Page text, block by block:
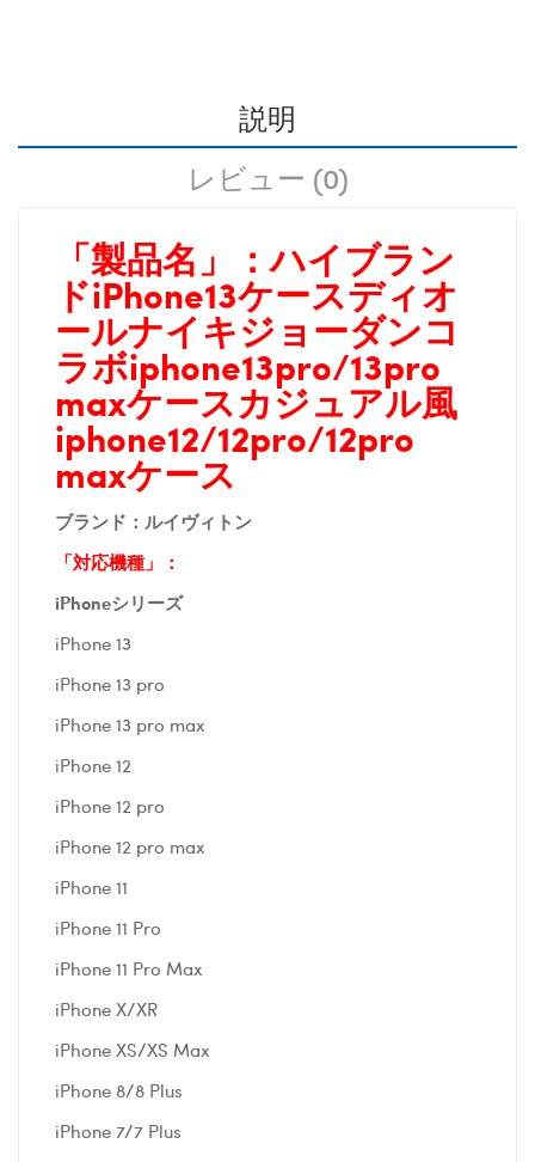
説明
レビュー (0)
「製品名」：ハイブラン
ドiPhone13ケースディオ
ールナイキジョーダンコ
ラボiphone13pro/13pro
maxケースカジュアル風
iphone12/12pro/12pro
maxケース
ブランド：ルイヴィトン
「対応機種」：
iPhoneシリーズ
iPhone 13
iPhone 13 pro
iPhone 13 pro max
iPhone 12
iPhone 12 pro
iPhone 12 pro max
iPhone 11
iPhone 11 Pro
iPhone 11 Pro Max
iPhone X/XR
iPhone XS/XS Max
iPhone 8/8 Plus
iPhone 7/7 Plus